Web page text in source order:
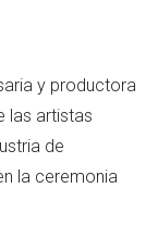
y productora
las artistas
de
la ceremonia